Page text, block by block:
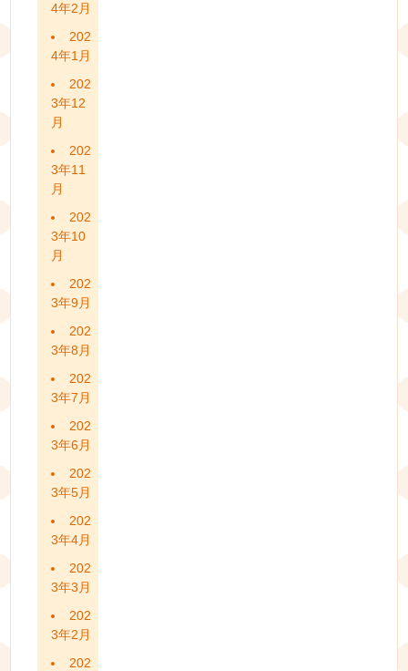
4年2月
202
4年1月
202
3年12
月
202
3年11
月
202
3年10
月
202
3年9月
202
3年8月
202
3年7月
202
3年6月
202
3年5月
202
3年4月
202
3年3月
202
3年2月
202